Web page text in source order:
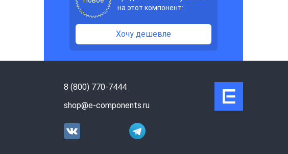
на этот компонент:
Хочу дешевле
8 (800) 770-7444
shop@e-components.ru